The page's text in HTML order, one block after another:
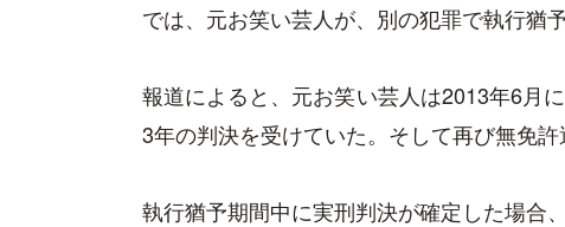
では、元お笑い芸人が、別の犯罪で執行猶
報道によると、元お笑い芸人は2013年6月
3年の判決を受けていた。そして再び無免
執行猶予期間中に実刑判決が確定した場合